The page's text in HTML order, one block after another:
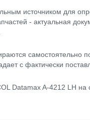
источником для
- актуальная
самостоятельно
с фактически
Datamax A-4212 LH